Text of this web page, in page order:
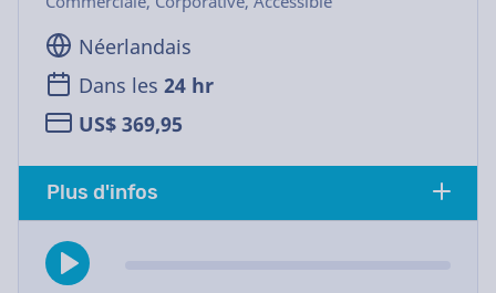
Néerlandais
Dans les 24 hr
US$ 369,95
Plus d'infos